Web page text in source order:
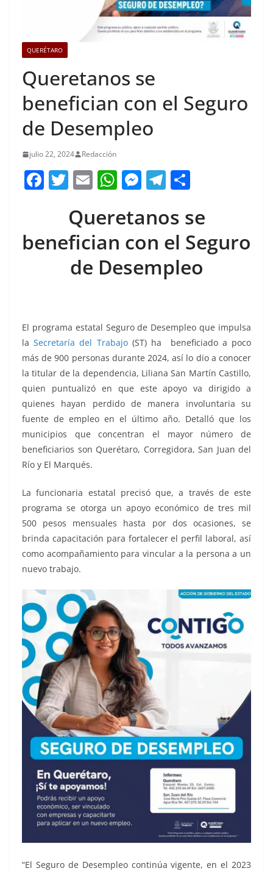
QUERÉTARO
Queretanos se
benefician con el Seguro
de Desempleo
julio 22, 2024 Redacción
F
e
b
T
itt
er
E
ai
l
W
at
s
A
p
M
ss
e
n
g
T
e
gr
a
m
m
p
ar
tir
Queretanos se
benefician con el Seguro
de Desempleo
El programa estatal Seguro de Desempleo que impulsa
laSecretaría del Trabajo(ST) ha beneficiado a poco
más de 900 personas durante 2024, así lo dio a conocer
la titular de la dependencia, Liliana San Martín Castillo,
quien puntualizó en que este apoyo va dirigido a
quienes hayan perdido de manera involuntaria su
fuente de empleo en el último año. Detalló que los
municipios que concentran el mayor número de
beneficiarios son Querétaro, Corregidora, San Juan del
Río y El Marqués.
La funcionaria estatal precisó que, a través de este
programa se otorga un apoyo económico de tres mil
500 pesos mensuales hasta por dos ocasiones, se
brinda capacitación para fortalecer el perfil laboral, así
como acompañamiento para vincular a la persona a un
nuevo trabajo.
“El Seguro de Desempleo continúa vigente, en el 2023